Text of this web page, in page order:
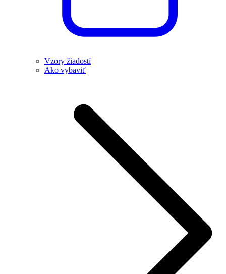
Vzory žiadostí
Ako vybaviť